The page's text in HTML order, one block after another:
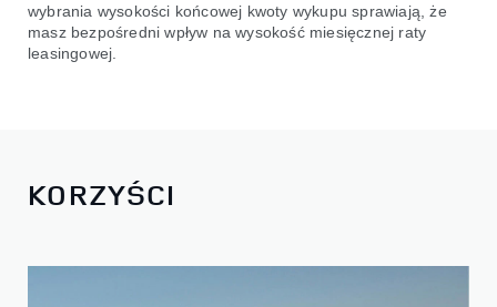
wybrania wysokości końcowej kwoty wykupu sprawiają, że
masz bezpośredni wpływ na wysokość miesięcznej raty
leasingowej.
KORZYŚCI